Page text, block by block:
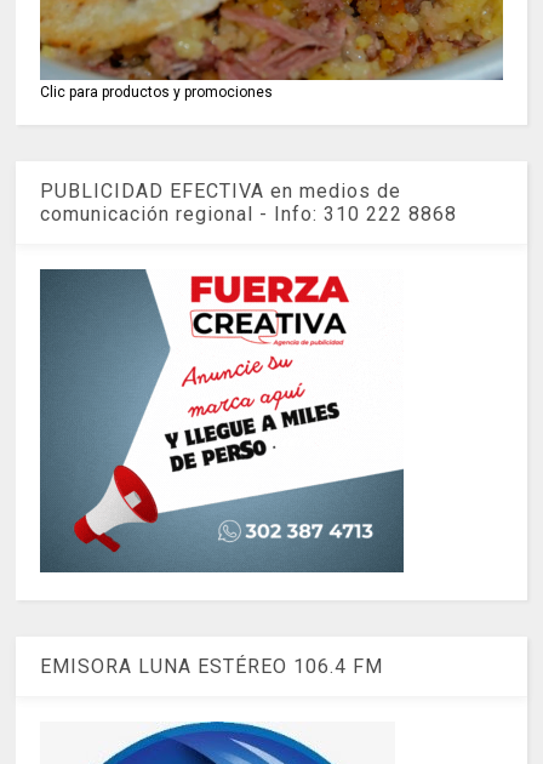
Clic para productos y promociones
PUBLICIDAD EFECTIVA en medios de
comunicación regional - Info: 310 222 8868
EMISORA LUNA ESTÉREO 106.4 FM